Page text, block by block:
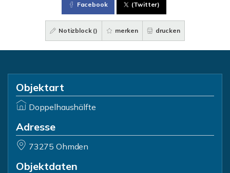
Facebook (Twitter)
Notizblock () merken drucken
Objektart
Doppelhaushälfte
Adresse
73275 Ohmden
Objektdaten